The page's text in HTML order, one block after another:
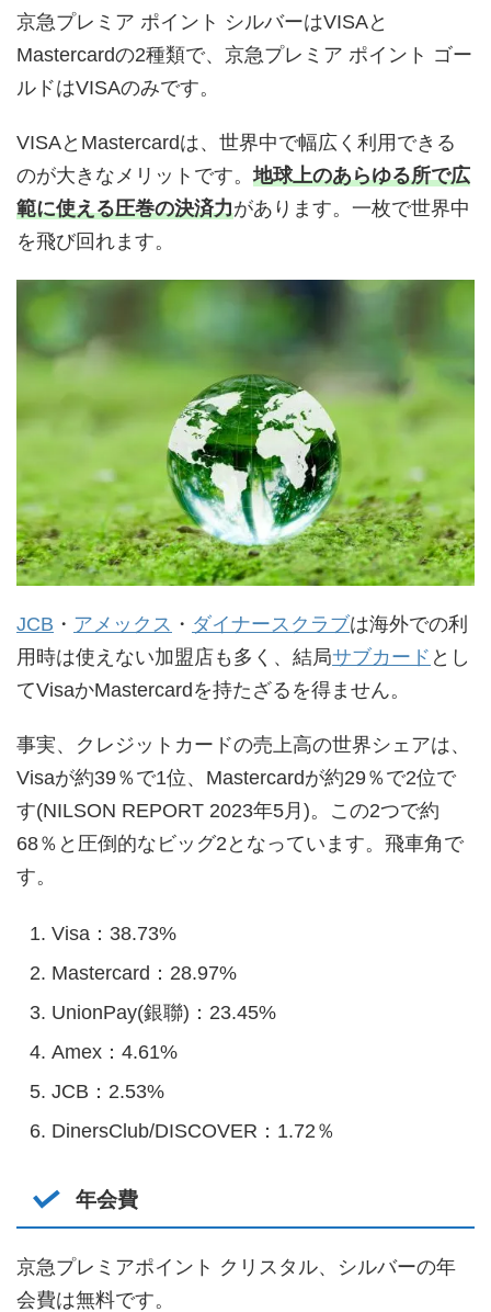
京急プレミア ポイント シルバーはVISAと
Mastercardの2種類で、京急プレミア ポイント ゴー
ルドはVISAのみです。
VISAとMastercardは、世界中で幅広く利用できる
のが大きなメリットです。地球上のあらゆる所で広
範に使える圧巻の決済力があります。一枚で世界中
を飛び回れます。
JCB ・ アメックス ・ ダイナースクラブは海外での利
用時は使えない加盟店も多く、結局サブカード とし
てVisaかMastercardを持たざるを得ません。
事実、クレジットカードの売上高の世界シェアは、
Visaが約39％で1位、Mastercardが約29％で2位で
す(NILSON REPORT 2023年5月)。この2つで約
68％と圧倒的なビッグ2となっています。飛車角で
す。
Visa：38.73%
Mastercard：28.97%
UnionPay(銀聯)：23.45%
Amex：4.61%
JCB：2.53%
DinersClub/DISCOVER：1.72％
年会費
京急プレミアポイント クリスタル、シルバーの年
会費は無料です。